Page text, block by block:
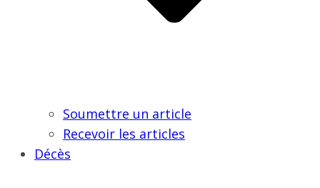
Soumettre un article
Recevoir les articles
Décès